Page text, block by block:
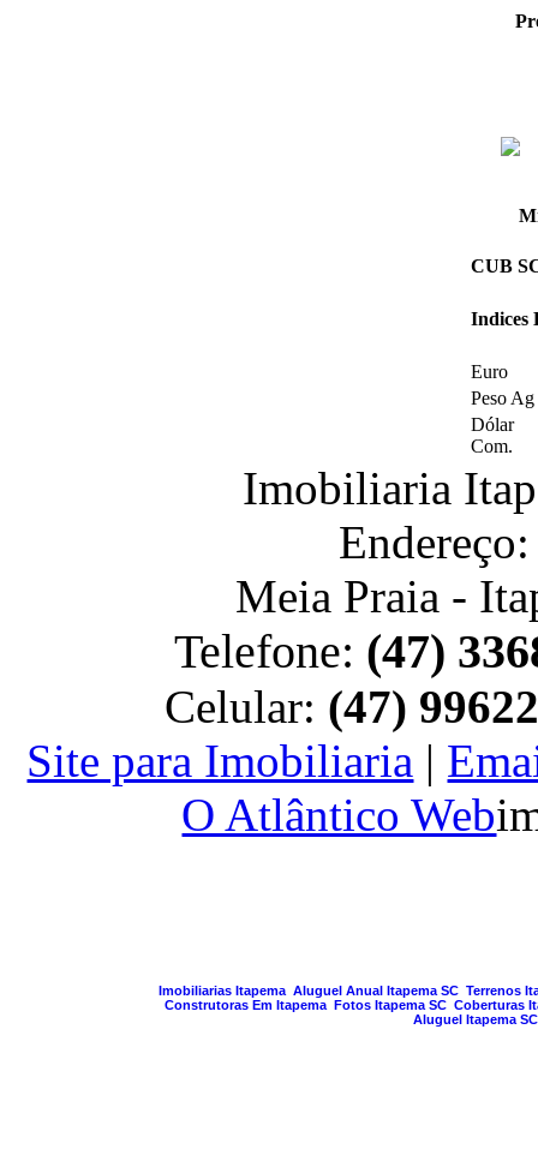
CUB
Indices
Euro
Peso Ag
Dólar
Com.
Imobiliaria
Meia Praia -
Telefone: (47)
Celular: (47)
Site para Imobiliaria |
O Atlântico Web
Terrenos
Aluguel Anual Itapema SC
Imobiliarias Itapema
Coberturas
Fotos Itapema SC
Construtoras Em Itapema
Aluguel Itapema SC